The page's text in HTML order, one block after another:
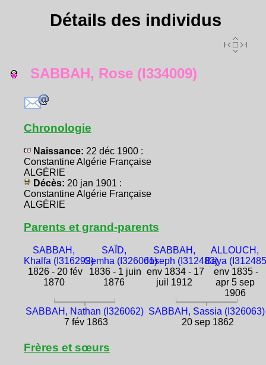
Détails des individus
SABBAH, Rose (I334009)
Chronologie
Naissance: 22 déc 1900 :
Constantine Algérie Française
ALGÉRIE
Décès: 20 jan 1901 :
Constantine Algérie Française
ALGÉRIE
Parents et grand-parents
SABBAH,
Khalfa (I316292)
1826 - 20 fév
1870
SAÏD,
Semha (I326061)
1836 - 1 juin
1876
SABBAH,
Joseph (I312483)
env 1834 - 17
juil 1912
ALLOUCH,
Baya
env 1835 -
apr 5 sep
1906
SABBAH, Nathan (I326062)
7 fév 1863
SABBAH, Sassia (I326063)
20 sep 1862
Frères et sœurs